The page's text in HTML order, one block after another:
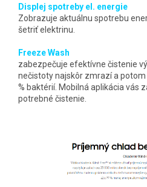
Displej spotreby el. energie
Zobrazuje aktuálnu spotrebu
šetriť elektrinu.
Freeze Wash
zabezpečuje efektívne čistenie
nečistoty najskôr zmrazí a
% baktérií. Mobilná aplikácia vás
potrebné čistenie.